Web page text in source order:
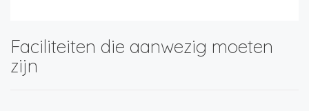
Faciliteiten die aanwezig moeten
zijn